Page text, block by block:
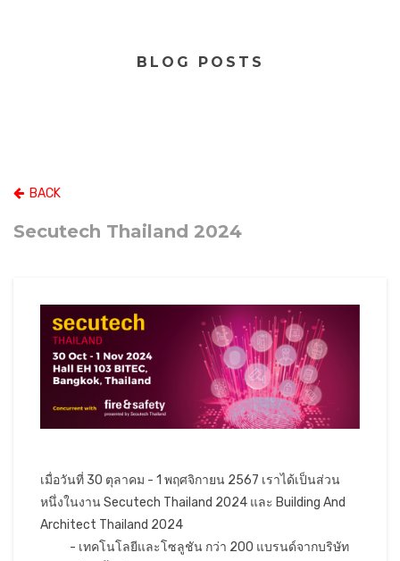
BLOG POSTS
BACK
Secutech Thailand 2024
เมื่อวันที่ 30 ตุลาคม - 1 พฤศจิกายน 2567 เราได้เป็นส่วน
หนึ่งในงาน Secutech Thailand 2024 และ Building And
Architect Thailand 2024
- เทคโนโลยีและโซลูชัน กว่า 200 แบรนด์จากบริษัท